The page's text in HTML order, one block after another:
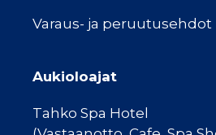
Varaus- ja peruutusehdot
Aukioloajat
Tahko Spa Hotel